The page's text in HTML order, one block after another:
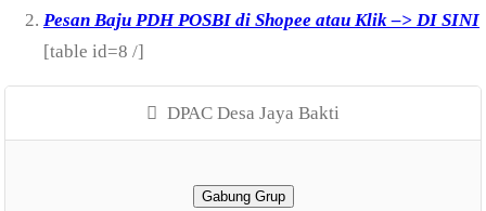
Pesan Baju PDH POSBI di Shopee atau Klik –> DI SINI
[table id=8 /]
DPAC Desa Jaya Bakti
Gabung Grup